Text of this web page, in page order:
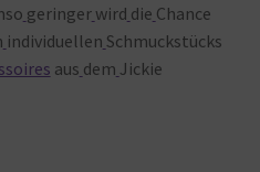
geringer wird die Chance
individuellen Schmuckstücks
aus dem Jickie